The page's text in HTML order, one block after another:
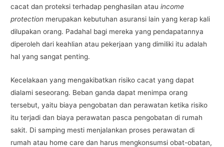
cacat dan proteksi terhadap penghasilan atauincome
protection merupakan kebutuhan asuransi lain yang kerap kali
dilupakan orang. Padahal bagi mereka yang pendapatannya
diperoleh dari keahlian atau pekerjaan yang dimiliki itu adalah
hal yang sangat penting.
Kecelakaan yang mengakibatkan risiko cacat yang dapat
dialami seseorang. Beban ganda dapat menimpa orang
tersebut, yaitu biaya pengobatan dan perawatan ketika risiko
itu terjadi dan biaya perawatan pasca pengobatan di rumah
sakit. Di samping mesti menjalankan proses perawatan di
rumah atau home care dan harus mengkonsumsi obat-obatan,